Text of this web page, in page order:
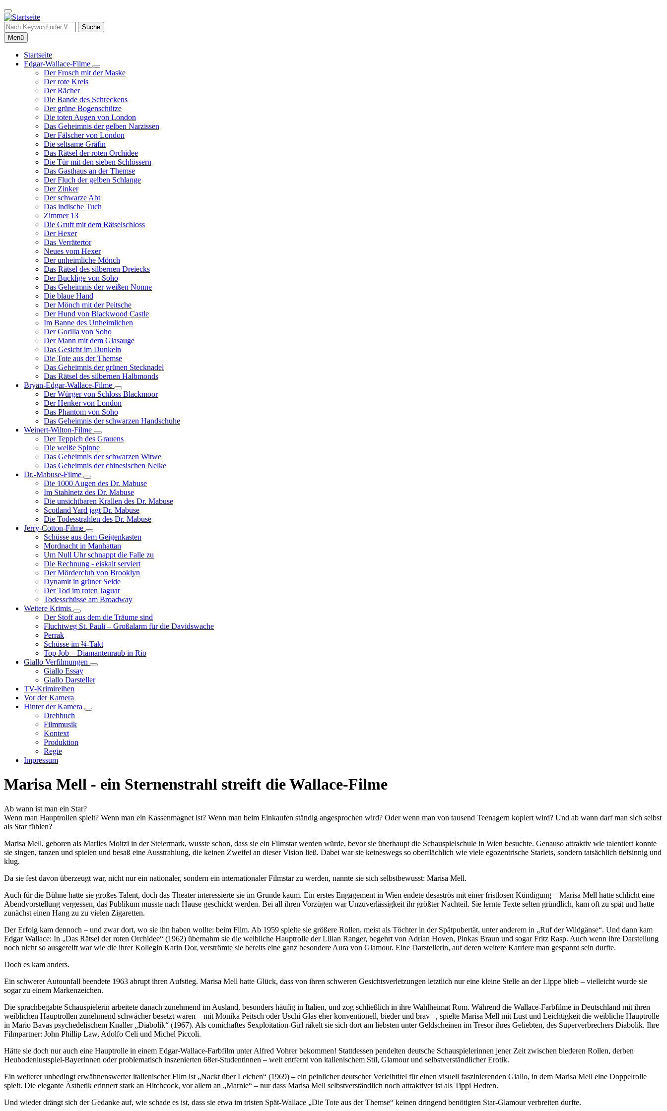
Direkt
zum
Inhalt
Suche
Menü
Hauptnavigation
Startseite
Edgar-Wallace-Filme
Unternavigation
von
Filme
Der Frosch mit der Maske
Der rote Kreis
Der Rächer
Die Bande des Schreckens
Der grüne Bogenschütze
Die toten Augen von London
Das Geheimnis der gelben Narzissen
Der Fälscher von London
Die seltsame Gräfin
Das Rätsel der roten Orchidee
Die Tür mit den sieben Schlössern
Das Gasthaus an der Themse
Der Fluch der gelben Schlange
Der Zinker
Der schwarze Abt
Das indische Tuch
Zimmer 13
Die Gruft mit dem Rätselschloss
Der Hexer
Das Verrätertor
Neues vom Hexer
Der unheimliche Mönch
Das Rätsel des silbernen Dreiecks
Der Bucklige von Soho
Das Geheimnis der weißen Nonne
Die blaue Hand
Der Mönch mit der Peitsche
Der Hund von Blackwood Castle
Im Banne des Unheimlichen
Der Gorilla von Soho
Der Mann mit dem Glasauge
Das Gesicht im Dunkeln
Die Tote aus der Themse
Das Geheimnis der grünen Stecknadel
Das Rätsel des silbernen Halbmonds
Bryan-Edgar-Wallace-Filme
Unternavigation
von
Bryan-
Wallace-
Der Würger von Schloss Blackmoor
Der Henker von London
Das Phantom von Soho
Das Geheimnis der schwarzen Handschuhe
Weinert-Wilton-Filme
Unternavigation
von
Weinert-
Wilton-
Filme
Der Teppich des Grauens
Die weiße Spinne
Das Geheimnis der schwarzen Witwe
Das Geheimnis der chinesischen Nelke
Dr.-Mabuse-Filme
Unternavigation
von
Dr.-
Mabuse-
Filme
Die 1000 Augen des Dr. Mabuse
Im Stahlnetz des Dr. Mabuse
Die unsichtbaren Krallen des Dr. Mabuse
Scotland Yard jagt Dr. Mabuse
Die Todesstrahlen des Dr. Mabuse
Jerry-Cotton-Filme
Unternavigation
von
Jerry-
Cotton-
Filme
Schüsse aus dem Geigenkasten
Mordnacht in Manhattan
Um Null Uhr schnappt die Falle zu
Die Rechnung - eiskalt serviert
Der Mörderclub von Brooklyn
Dynamit in grüner Seide
Der Tod im roten Jaguar
Todesschüsse am Broadway
Weitere Krimis
Unternavigation
von
Weitere
Der Stoff aus dem die Träume sind
Fluchtweg St. Pauli – Großalarm für die Davidswache
Perrak
Schüsse im ¾-Takt
Top Job – Diamantenraub in Rio
Giallo Verfilmungen
Unternavigation
Giallo
Giallo Essay
Giallo Darsteller
TV-Krimireihen
Vor der Kamera
Hinter der Kamera
Unternavigation
Drehbuch
Filmmusik
Kontext
Produktion
Regie
Impressum
Marisa Mell - ein Sternenstrahl streift die Wallace-Filme
Ab wann ist man ein Star?
Wenn man Hauptrollen spielt? Wenn man ein Kassenmagnet ist? Wenn man beim Einkaufen ständig angesprochen wird? Oder wenn man von tausend Teenagern kopiert wird? Und ab wann darf man sich selbst
als Star fühlen?
Marisa Mell, geboren als Marlies Moitzi in der Steiermark, wusste schon, dass sie ein Filmstar werden würde, bevor sie überhaupt die Schauspielschule in Wien besuchte. Genauso attraktiv wie talentiert konnte
sie singen, tanzen und spielen und besaß eine Ausstrahlung, die keinen Zweifel an dieser Vision ließ. Dabei war sie keineswegs so oberflächlich wie viele egozentrische Starlets, sondern tatsächlich tiefsinnig und
klug.
Da sie fest davon überzeugt war, nicht nur ein nationaler, sondern ein internationaler Filmstar zu werden, nannte sie sich selbstbewusst: Marisa Mell.
Auch für die Bühne hatte sie großes Talent, doch das Theater interessierte sie im Grunde kaum. Ein erstes Engagement in Wien endete desaströs mit einer fristlosen Kündigung – Marisa Mell hatte schlicht eine
Abendvorstellung vergessen, das Publikum musste nach Hause geschickt werden. Bei all ihren Vorzügen war Unzuverlässigkeit ihr größter Nachteil. Sie lernte Texte selten gründlich, kam oft zu spät und hatte
zunächst einen Hang zu zu vielen Zigaretten.
Der Erfolg kam dennoch – und zwar dort, wo sie ihn haben wollte: beim Film. Ab 1959 spielte sie größere Rollen, meist als Töchter in der Spätpubertät, unter anderem in „Ruf der Wildgänse“. Und dann kam
Edgar Wallace: In „Das Rätsel der roten Orchidee“ (1962) übernahm sie die weibliche Hauptrolle der Lilian Ranger, begehrt von Adrian Hoven, Pinkas Braun und sogar Fritz Rasp. Auch wenn ihre Darstellung
noch nicht so ausgereift war wie die ihrer Kollegin Karin Dor, verströmte sie bereits eine ganz besondere Aura von Glamour. Eine Darstellerin, auf deren weitere Karriere man gespannt sein durfte.
Doch es kam anders.
Ein schwerer Autounfall beendete 1963 abrupt ihren Aufstieg. Marisa Mell hatte Glück, dass von ihren schweren Gesichtsverletzungen letztlich nur eine kleine Stelle an der Lippe blieb – vielleicht wurde sie
sogar zu einem Markenzeichen.
Die sprachbegabte Schauspielerin arbeitete danach zunehmend im Ausland, besonders häufig in Italien, und zog schließlich in ihre Wahlheimat Rom. Während die Wallace-Farbfilme in Deutschland mit ihren
weiblichen Hauptrollen zunehmend schwächer besetzt waren – mit Monika Peitsch oder Uschi Glas eher konventionell, bieder und brav –, spielte Marisa Mell mit Lust und Leichtigkeit die weibliche Hauptrolle
in Mario Bavas psychedelischem Knaller „Diabolik“ (1967). Als comichaftes Sexploitation-Girl räkelt sie sich dort am liebsten unter Geldscheinen im Tresor ihres Geliebten, des Superverbrechers Diabolik. Ihre
Filmpartner: John Phillip Law, Adolfo Celi und Michel Piccoli.
Hätte sie doch nur auch eine Hauptrolle in einem Edgar-Wallace-Farbfilm unter Alfred Vohrer bekommen! Stattdessen pendelten deutsche Schauspielerinnen jener Zeit zwischen biederen Rollen, derben
Heubodenlustspiel-Bayerinnen oder problematisch inszenierten 68er-Studentinnen – weit entfernt von italienischem Stil, Glamour und selbstverständlicher Erotik.
Ein weiterer unbedingt erwähnenswerter italienischer Film ist „Nackt über Leichen“ (1969) – ein peinlicher deutscher Verleihtitel für einen visuell faszinierenden Giallo, in dem Marisa Mell eine Doppelrolle
spielt. Die elegante Ästhetik erinnert stark an Hitchcock, vor allem an „Marnie“ – nur dass Marisa Mell selbstverständlich noch attraktiver ist als Tippi Hedren.
Und wieder drängt sich der Gedanke auf, wie schade es ist, dass sie etwa im tristen Spät-Wallace „Die Tote aus der Themse“ keinen dringend benötigten Star-Glamour verbreiten durfte.